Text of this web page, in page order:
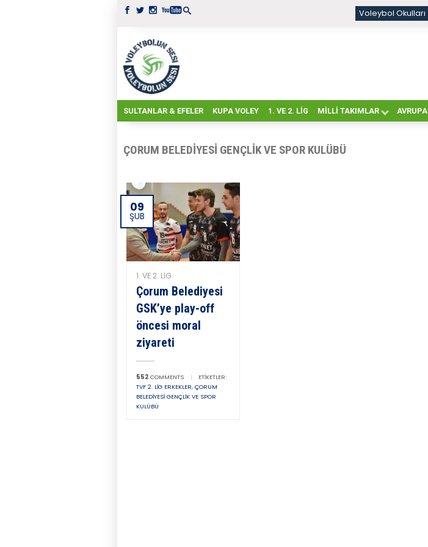
Voleybol Okulları
SULTANLAR & EFELER KUPA VOLEY 1. VE 2. LIG MILLI TAKIMLAR AVRUPA
ÇORUM BELEDIYESI GENÇLIK VE SPOR KULÜBÜ
09
ŞUB
1. VE 2. LIG
Çorum Belediyesi
GSK’ye play-off
öncesi moral
ziyareti
552 COMMENTS |
ETIKETLER:
TVF 2. LIG ERKEKLER, ÇORUM
BELEDIYESI GENÇLIK VE SPOR
KULÜBÜ